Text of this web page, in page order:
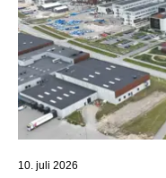
10. juli 2026